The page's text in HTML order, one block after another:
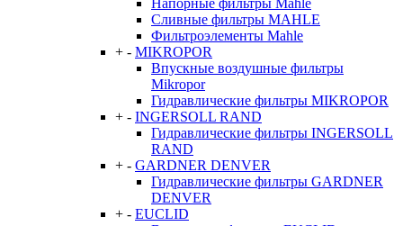
Напорные фильтры Mahle
Сливные фильтры MAHLE
Фильтроэлементы Mahle
+ - MIKROPOR
Впускные воздушные фильтры
Mikropor
Гидравлические фильтры MIKROPOR
+ - INGERSOLL RAND
Гидравлические фильтры INGERSOLL
RAND
+ - GARDNER DENVER
Гидравлические фильтры GARDNER
DENVER
+ - EUCLID